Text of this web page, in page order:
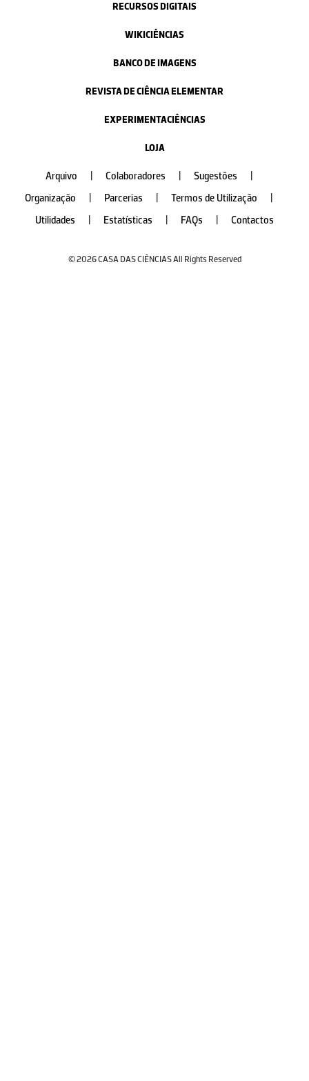
RECURSOS DIGITAIS
WIKICIÊNCIAS
BANCO DE IMAGENS
REVISTA DE CIÊNCIA ELEMENTAR
EXPERIMENTACIÊNCIAS
LOJA
Arquivo Colaboradores Sugestões
Organização
Parcerias Termos de Utilização
Utilidades
Estatísticas FAQs Contactos
© 2026 CASA DAS CIÊNCIAS All Rights Reserved